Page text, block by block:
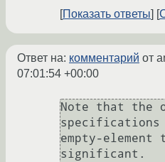
Показать ответы
Ответ на: комментарий от
07:01:54 +00:00
Note that the
empty-
significant.